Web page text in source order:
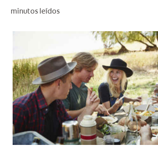
minutos leídos